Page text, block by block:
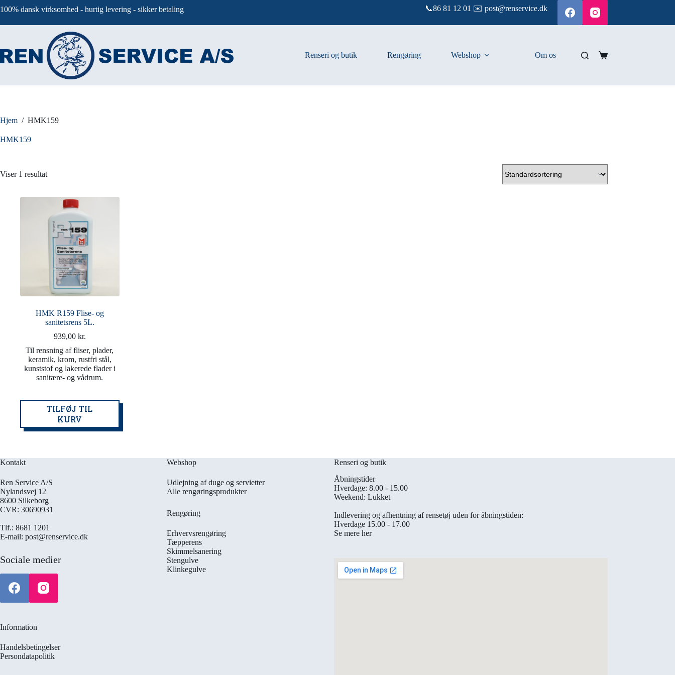
til
100% dansk virksomhed - hurtig levering - sikker betaling 📞86 81 12 01 ✉️ post@renservice.dk
Renseri og butik Rengøring Webshop Om os Indkøbskurv
Hjem / HMK159
HMK159
Viser 1 resultat
HMK R159 Flise- og
sanitetsrens 5L.
939,00 kr.
Til rensning af fliser, plader,
keramik, krom, rustfri stål,
kunststof og lakerede flader i
sanitære- og vådrum.
TILFØJ TIL
KURV
Kontakt
Ren Service A/S
Nylandsvej 12
8600 Silkeborg
CVR: 30690931
Tlf.: 8681 1201
E-mail: post@renservice.dk
Sociale medier
Information
Handelsbetingelser
Persondatapolitik
Webshop
Udlejning af duge og servietter
Alle rengøringsprodukter
Rengøring
Erhvervsrengøring
Tæpperens
Skimmelsanering
Stengulve
Klinkegulve
Renseri og butik
Åbningstider
Hverdage: 8.00 - 15.00
Weekend: Lukket
Indlevering og afhentning af rensetøj uden for åbningstiden:
Hverdage 15.00 - 17.00
Se mere her